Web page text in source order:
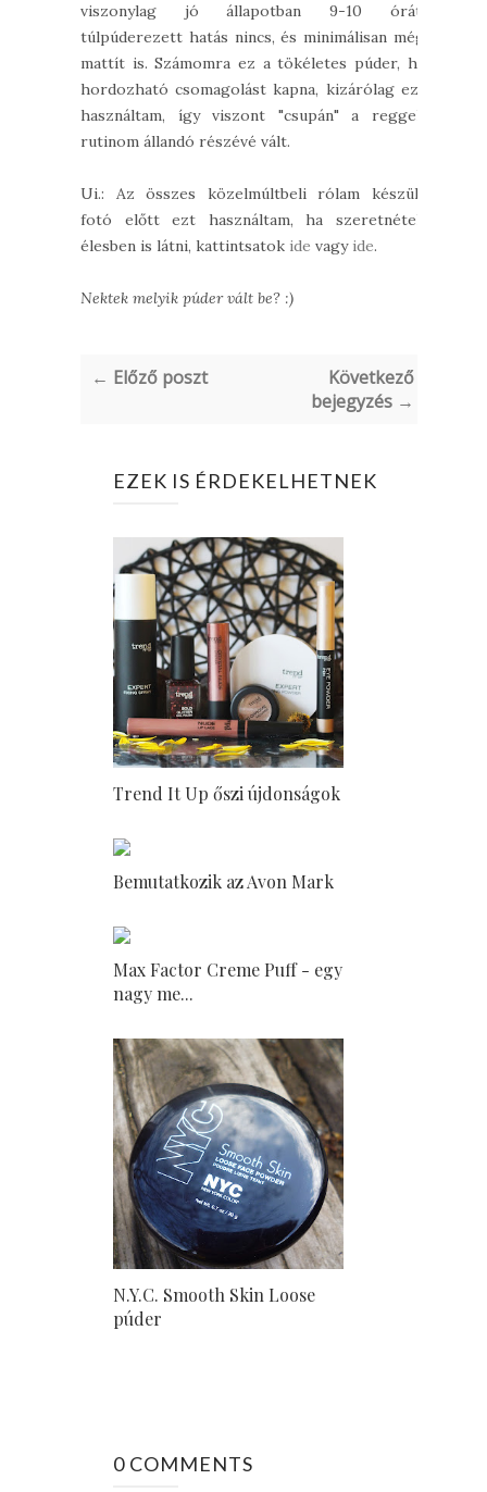
viszonylag jó állapotban 9-10 órát,
túlpúderezett hatás nincs, és minimálisan még
mattít is. Számomra ez a tökéletes púder, ha
hordozható csomagolást kapna, kizárólag ezt
használtam, így viszont "csupán" a reggeli
rutinom állandó részévé vált.
Ui.: Az összes közelmúltbeli rólam készült
fotó előtt ezt használtam, ha szeretnétek
élesben is látni, kattintsatok ide vagy ide.
Nektek melyik púder vált be? :)
← Előző poszt
Következő
bejegyzés →
EZEK IS ÉRDEKELHETNEK
Trend It Up őszi újdonságok
Bemutatkozik az Avon Mark
Max Factor Creme Puff - egy
nagy me...
N.Y.C. Smooth Skin Loose
púder
0 COMMENTS